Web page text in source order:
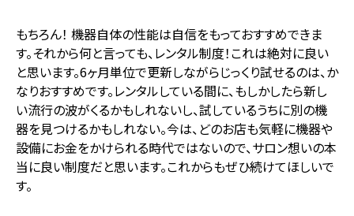
もちろん！ 機器自体の性能は自信をもっておすすめできま
す。それから何と言っても、レンタル制度！これは絶対に良い
と思います。6ヶ月単位で更新しながらじっくり試せるのは、か
なりおすすめです。レンタルしている間に、もしかしたら新し
い流行の波がくるかもしれないし、試しているうちに別の機
器を見つけるかもしれない。今は、どのお店も気軽に機器や
設備にお金をかけられる時代ではないので、サロン想いの本
当に良い制度だと思います。これからもぜひ続けてほしいで
す。